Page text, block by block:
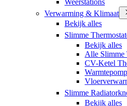
Weerstations
Verwarming & Klimaat
Bekijk alles
Slimme
Bekijk alles
Alle Slimme
CV-Ketel
Slimme
Bekijk alles